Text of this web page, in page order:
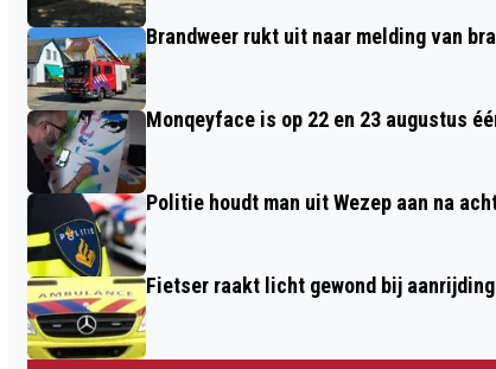
Brandweer rukt uit naar melding van
Monqeyface is op 22 en 23 augustus
Politie houdt man uit Wezep aan na
Fietser raakt licht gewond bij